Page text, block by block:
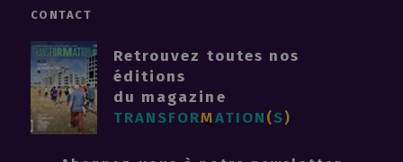
CONTACT
Retrouvez toutes nos
éditions
du magazine
TRANSFORMATION(S)